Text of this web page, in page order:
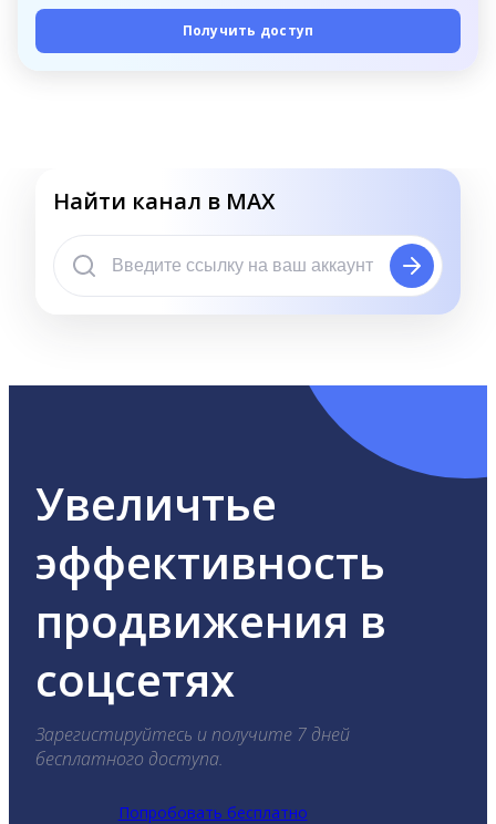
Получить доступ
Найти канал в MAX
Увеличтье
эффективность
продвижения в
соцсетях
Зарегистируйтесь и получите 7 дней
бесплатного доступа.
Попробовать бесплатно